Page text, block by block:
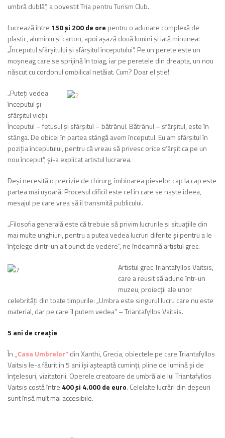
umbră dublă”, a povestit Tria pentru Turism Club.
Lucrează între 150 și 200 de ore pentru o adunare complexă de
plastic, aluminiu și carton, apoi așază două lumini și iată minunea:
„Începutul sfârșitului și sfârșitul începutului”. Pe un perete este un
moșneag care se sprijină în toiag, iar pe peretele din dreapta, un nou
născut cu cordonul ombilical netăiat. Cum? Doar el știe!
„Puteți vedea
începutul și
sfârșitul vieții.
Începutul – fetusul și sfârșitul – bătrânul. Bătrânul – sfârșitul, este în
stânga. De obicei în partea stângă avem începutul. Eu am sfârșitul în
poziția începutului, pentru că vreau să privesc orice sfârșit ca pe un
nou început”, și-a explicat artistul lucrarea.
Deși necesită o precizie de chirurg, îmbinarea pieselor cap la cap este
partea mai ușoară. Procesul dificil este cel în care se naște ideea,
mesajul pe care vrea să îl transmită publicului.
„Filosofia generală este că trebuie să privim lucrurile și situațiile din
mai multe unghiuri, pentru a putea vedea lucruri diferite și pentru a le
înțelege dintr-un alt punct de vedere”, ne îndeamnă artistul grec.
Artistul grec Triantafyllos Vaitsis,
care a reusit să adune într-un
muzeu, proiecții ale unor
celebrități din toate timpurile: „Umbra este singurul lucru care nu este
material, dar pe care îl putem vedea” – Triantafyllos Vaitsis.
5 ani de creație
În „Casa Umbrelor”din Xanthi, Grecia, obiectele pe care Triantafyllos
Vaitsis le-a făurit în 5 ani își așteaptă cuminți, pline de lumină și de
înțelesuri, vizitatorii. Operele creatoare de umbră ale lui Triantafyllos
Vaitsis costă între 400 și 4.000 de euro. Celelalte lucrări din deșeuri
sunt însă mult mai accesibile.